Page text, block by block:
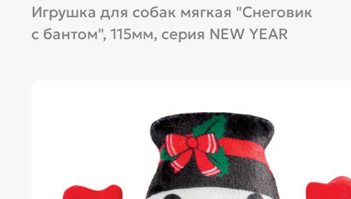
Игрушка для собак мягкая "Снеговик
с бантом", 115мм, серия NEW YEAR